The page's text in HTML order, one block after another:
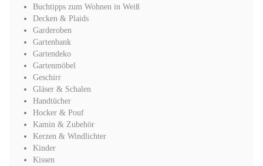
Buchtipps zum Wohnen in Weiß
Decken & Plaids
Garderoben
Gartenbank
Gartendeko
Gartenmöbel
Geschirr
Gläser & Schalen
Handtücher
Hocker & Pouf
Kamin & Zubehör
Kerzen & Windlichter
Kinder
Kissen